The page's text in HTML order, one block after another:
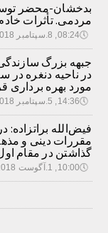
بدخشان-محضر
مردمی. تأثرات
🕔08:24, 8.سپتامبر 2018
جبهه بزرگ
مورد بهره برداری
🕔14:36, 5.سپتامبر 2018
فیض‌الله براتزاده:
مقررات دینی و
گذاشتن در مقام
🕔10:00, 1.آگوست 2018